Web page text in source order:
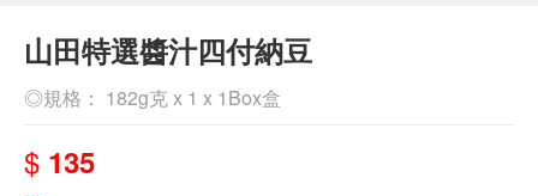
山田特選醬汁四付納豆
◎規格： 182g克 x 1 x 1Box盒
$ 135